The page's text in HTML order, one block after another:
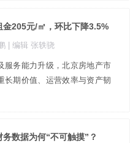
205元/㎡，环比下降3.5%
| 编辑 张轶骁
服务能力升级，北京房地产市
长期价值、运营效率与资产韧
数据为何“不可触摸”？